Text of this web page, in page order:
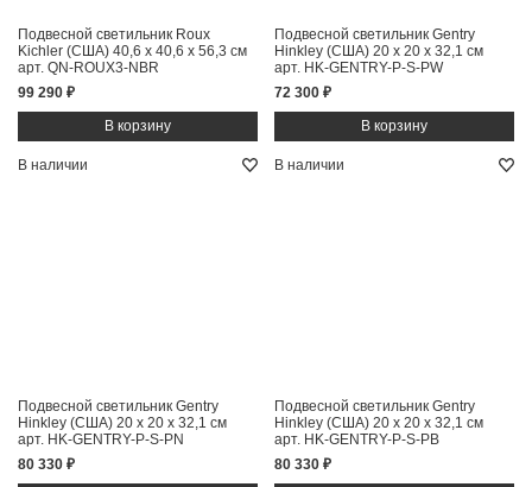
Подвесной светильник Roux
Kichler (США) 40,6 x 40,6 x 56,3 см
арт. QN-ROUX3-NBR
99 290 ₽
Подвесной светильник Gentry
Hinkley (США) 20 x 20 x 32,1 см
арт. HK-GENTRY-P-S-PW
72 300 ₽
В наличии
Подвесной светильник Gentry
Hinkley (США) 20 x 20 x 32,1 см
арт. HK-GENTRY-P-S-PN
80 330 ₽
В наличии
Подвесной светильник Gentry
Hinkley (США) 20 x 20 x 32,1 см
арт. HK-GENTRY-P-S-PB
80 330 ₽